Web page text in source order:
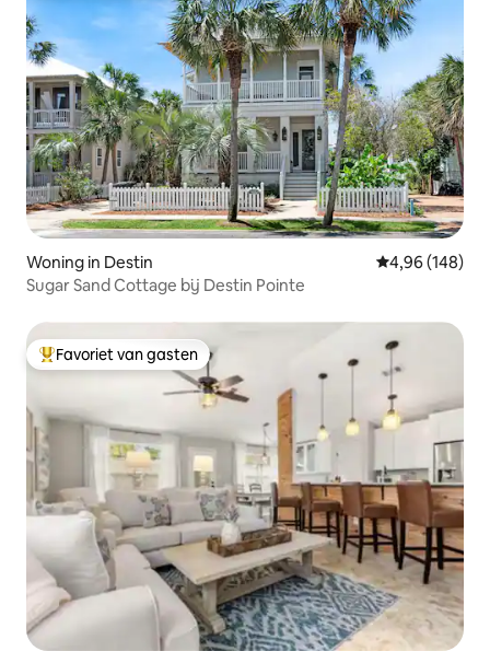
Woning in Destin Gemiddelde
4,96 (148)
Sugar Sand Cottage bij Destin Pointe
Topfavoriet van gasten
Favoriet van gasten